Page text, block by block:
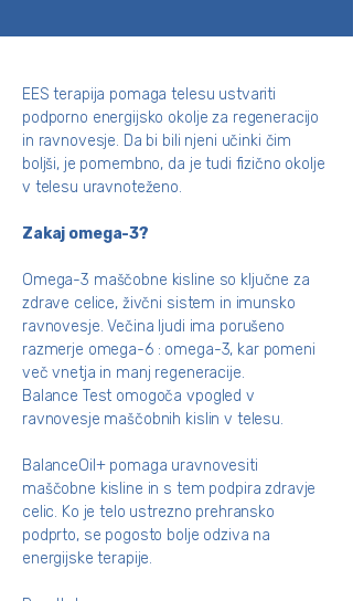
EES terapija pomaga telesu ustvariti
podporno energijsko okolje za regeneracijo
in ravnovesje. Da bi bili njeni učinki čim
boljši, je pomembno, da je tudi fizično okolje
v telesu uravnoteženo.
Zakaj omega-3?
Omega-3 maščobne kisline so ključne za
zdrave celice, živčni sistem in imunsko
ravnovesje. Večina ljudi ima porušeno
razmerje omega-6 : omega-3, kar pomeni
več vnetja in manj regeneracije.
Balance Test omogoča vpogled v
ravnovesje maščobnih kislin v telesu.
BalanceOil+ pomaga uravnovesiti
maščobne kisline in s tem podpira zdravje
celic. Ko je telo ustrezno prehransko
podprto, se pogosto bolje odziva na
energijske terapije.